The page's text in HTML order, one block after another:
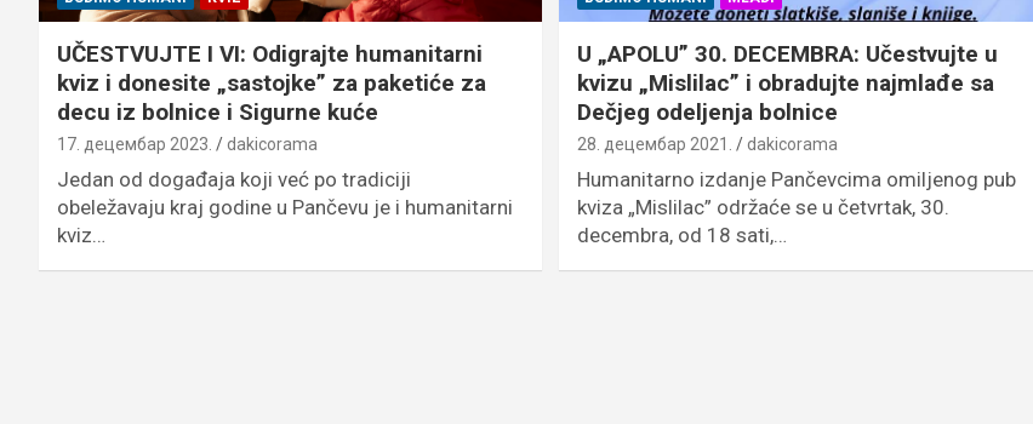
UČESTVUJTE I VI: Odigrajte humanitarni
kviz i donesite „sastojke” za paketiće za
decu iz bolnice i Sigurne kuće
17. децембар 2023. dakicorama
Jedan od događaja koji već po tradiciji
obeležavaju kraj godine u Pančevu je i humanitarni
kviz…
U „APOLU” 30. DECEMBRA: Učestvujte u
kvizu „Mislilac” i obradujte najmlađe sa
Dečjeg odeljenja bolnice
28. децембар 2021. dakicorama
Humanitarno izdanje Pančevcima omiljenog pub
kviza „Mislilac” održaće se u četvrtak, 30.
decembra, od 18 sati,…